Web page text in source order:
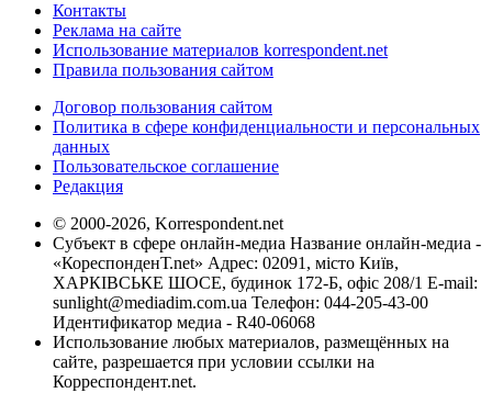
Контакты
Реклама на сайте
Использование материалов korrespondent.net
Правила пользования сайтом
Договор пользования сайтом
Политика в сфере конфиденциальности и персональных
данных
Пользовательское соглашение
Редакция
© 2000-2026, Korrespondent.net
Субъект в сфере онлайн-медиа Название онлайн-медиа -
«КореспонденТ.net» Адрес: 02091, місто Київ,
ХАРКІВСЬКЕ ШОСЕ, будинок 172-Б, офіс 208/1 E-mail:
sunlight@mediadim.com.ua Телефон: 044-205-43-00
Идентификатор медиа - R40-06068
Использование любых материалов, размещённых на
сайте, разрешается при условии ссылки на
Корреспондент.net.